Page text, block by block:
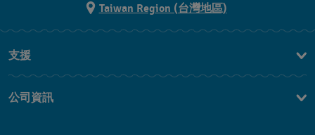
Taiwan Region (台灣地區)
支援
常見問題解答
公司資訊